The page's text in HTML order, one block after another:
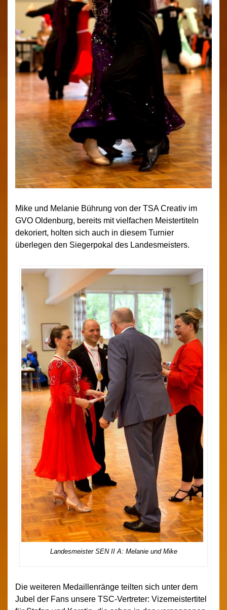
Mike und Melanie Bührung von der TSA Creativ im
GVO Oldenburg, bereits mit vielfachen Meistertiteln
dekoriert, holten sich auch in diesem Turnier
überlegen den Siegerpokal des Landesmeisters.
Landesmeister SEN II A: Melanie und Mike
Die weiteren Medaillenränge teilten sich unter dem
Jubel der Fans unsere TSC-Vertreter: Vizemeistertitel